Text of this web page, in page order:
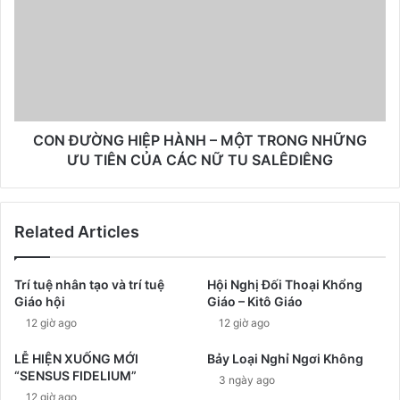
CON ĐƯỜNG HIỆP HÀNH – MỘT TRONG NHỮNG
ƯU TIÊN CỦA CÁC NỮ TU SALÊDIÊNG
Related Articles
Trí tuệ nhân tạo và trí tuệ
Giáo hội
12 giờ ago
Hội Nghị Đối Thoại Khổng
Giáo – Kitô Giáo
12 giờ ago
LỄ HIỆN XUỐNG MỚI
“SENSUS FIDELIUM”
12 giờ ago
Bảy Loại Nghỉ Ngơi Không
3 ngày ago